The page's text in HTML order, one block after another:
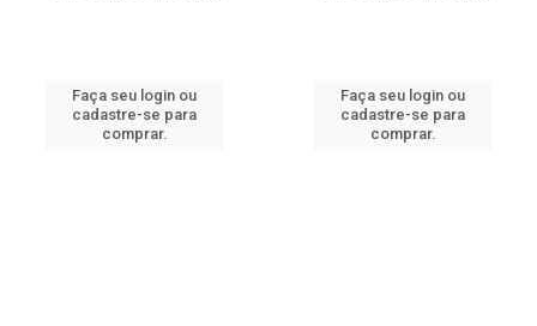
Faça seu login ou
cadastre-se para
comprar.
Faça seu login ou
cadastre-se para
comprar.